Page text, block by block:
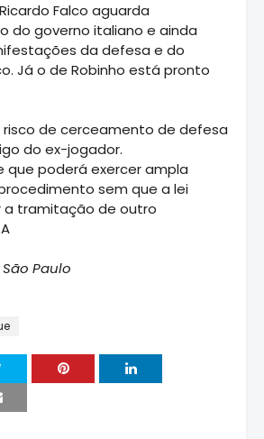
Falco aguarda
do governo italiano e ainda
da defesa e do
Já o de Robinho está pronto
risco de cerceamento de defesa
do ex-jogador.
que poderá exercer ampla
sem que a lei
a tramitação de outro
Paulo